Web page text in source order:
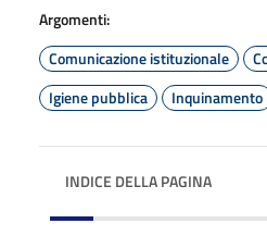
Argomenti:
Comunicazione istituzionale
Igiene pubblica
Inquinamento
INDICE DELLA PAGINA